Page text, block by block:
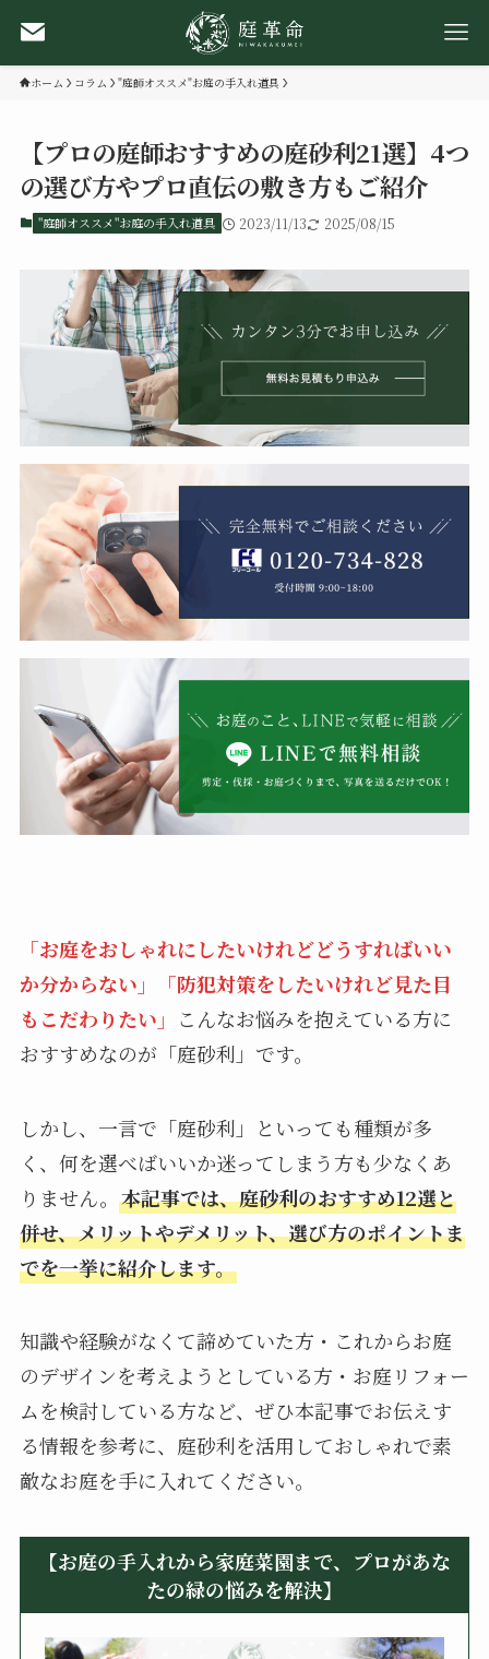
ホーム コラム "庭師オススメ"お庭の手入れ道具
【プロの庭師おすすめの庭砂利21選】4つ
の選び方やプロ直伝の敷き方もご紹介
"庭師オススメ"お庭の手入れ道具 2023/11/13 2025/08/15
「お庭をおしゃれにしたいけれどどうすればいい
か分からない」「防犯対策をしたいけれど見た目
もこだわりたい」 こんなお悩みを抱えている方に
おすすめなのが「庭砂利」です。
しかし、一言で「庭砂利」といっても種類が多
く、何を選べばいいか迷ってしまう方も少なくあ
りません。 本記事では、庭砂利のおすすめ12選と
併せ、メリットやデメリット、選び方のポイントま
でを一挙に紹介します。
知識や経験がなくて諦めていた方・これからお庭
のデザインを考えようとしている方・お庭リフォー
ムを検討している方など、ぜひ本記事でお伝えす
る情報を参考に、庭砂利を活用しておしゃれで素
敵なお庭を手に入れてください。
【お庭の手入れから家庭菜園まで、プロがあな
たの緑の悩みを解決】